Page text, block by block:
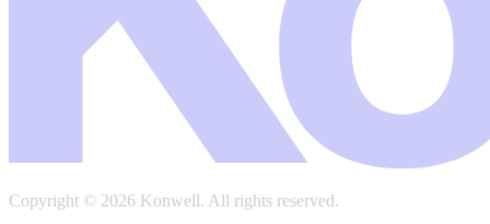
Copyright © 2026 Konwell. All rights reserved.